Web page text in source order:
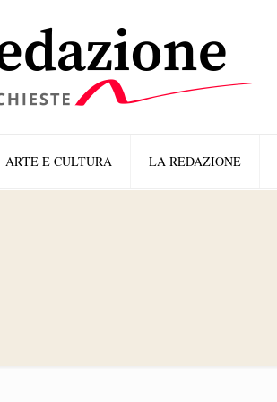
ARTE E CULTURA LA REDAZIONE